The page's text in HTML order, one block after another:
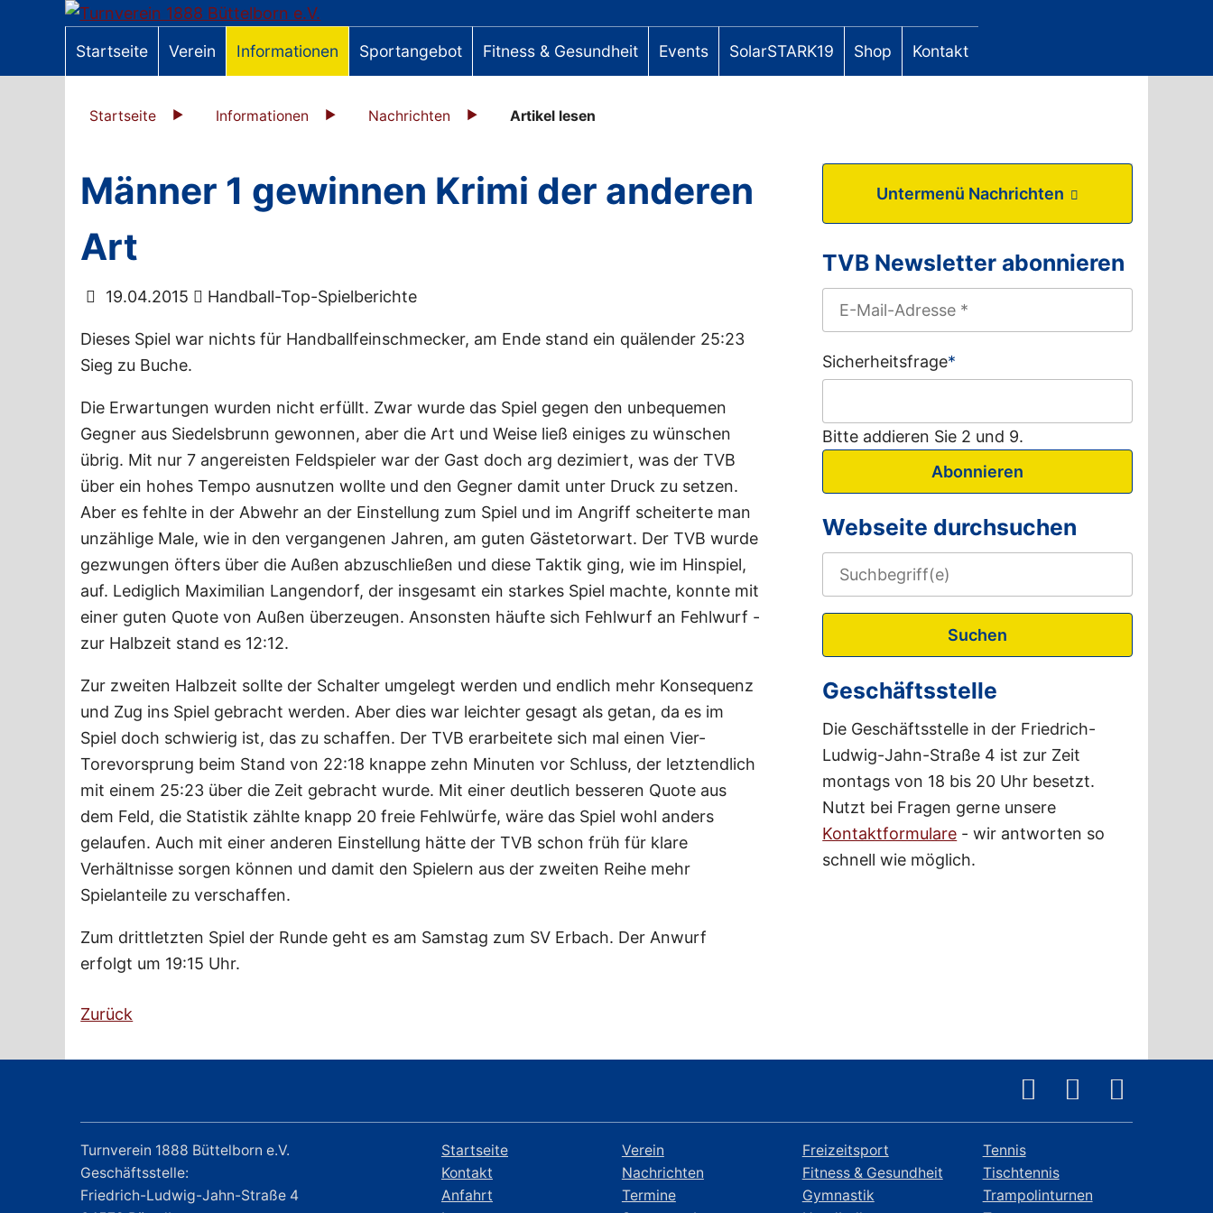
Startseite Verein Informationen Sportangebot Fitness & Gesundheit Events SolarSTARK19 Shop Kontakt
Startseite Informationen Nachrichten Artikel lesen
Männer 1 gewinnen Krimi der anderen
Art
19.04.2015 Handball-Top-Spielberichte
Dieses Spiel war nichts für Handballfeinschmecker, am Ende stand ein quälender 25:23
Sieg zu Buche.
Die Erwartungen wurden nicht erfüllt. Zwar wurde das Spiel gegen den unbequemen
Gegner aus Siedelsbrunn gewonnen, aber die Art und Weise ließ einiges zu wünschen
übrig. Mit nur 7 angereisten Feldspieler war der Gast doch arg dezimiert, was der TVB
über ein hohes Tempo ausnutzen wollte und den Gegner damit unter Druck zu setzen.
Aber es fehlte in der Abwehr an der Einstellung zum Spiel und im Angriff scheiterte man
unzählige Male, wie in den vergangenen Jahren, am guten Gästetorwart. Der TVB wurde
gezwungen öfters über die Außen abzuschließen und diese Taktik ging, wie im Hinspiel,
auf. Lediglich Maximilian Langendorf, der insgesamt ein starkes Spiel machte, konnte mit
einer guten Quote von Außen überzeugen. Ansonsten häufte sich Fehlwurf an Fehlwurf -
zur Halbzeit stand es 12:12.
Zur zweiten Halbzeit sollte der Schalter umgelegt werden und endlich mehr Konsequenz
und Zug ins Spiel gebracht werden. Aber dies war leichter gesagt als getan, da es im
Spiel doch schwierig ist, das zu schaffen. Der TVB erarbeitete sich mal einen Vier-
Torevorsprung beim Stand von 22:18 knappe zehn Minuten vor Schluss, der letztendlich
mit einem 25:23 über die Zeit gebracht wurde. Mit einer deutlich besseren Quote aus
dem Feld, die Statistik zählte knapp 20 freie Fehlwürfe, wäre das Spiel wohl anders
gelaufen. Auch mit einer anderen Einstellung hätte der TVB schon früh für klare
Verhältnisse sorgen können und damit den Spielern aus der zweiten Reihe mehr
Spielanteile zu verschaffen.
Zum drittletzten Spiel der Runde geht es am Samstag zum SV Erbach. Der Anwurf
erfolgt um 19:15 Uhr.
Zurück
Untermenü Nachrichten
TVB Newsletter abonnieren
Sicherheitsfrage*
Bitte addieren Sie 2 und 9.
Abonnieren
Webseite durchsuchen
Suchen
Geschäftsstelle
Die Geschäftsstelle in der Friedrich-
Ludwig-Jahn-Straße 4 ist zur Zeit
montags von 18 bis 20 Uhr besetzt.
Nutzt bei Fragen gerne unsere
Kontaktformulare - wir antworten so
schnell wie möglich.
Turnverein 1888 Büttelborn e.V.
Geschäftsstelle:
Friedrich-Ludwig-Jahn-Straße 4
Startseite
Kontakt
Anfahrt
Verein
Nachrichten
Termine
Freizeitsport
Fitness & Gesundheit
Gymnastik
Tennis
Tischtennis
Trampolinturnen